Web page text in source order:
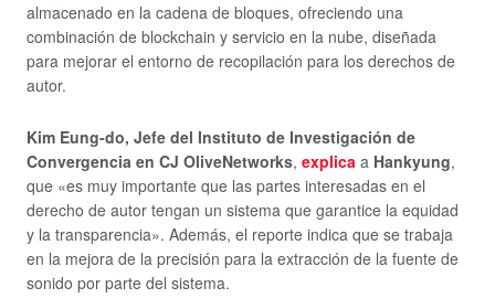
almacenado en la cadena de bloques, ofreciendo una
combinación de blockchain y servicio en la nube, diseñada
para mejorar el entorno de recopilación para los derechos de
autor.
Kim Eung-do, Jefe del Instituto de Investigación de
Convergencia en CJ OliveNetworks, explica a Hankyung,
que «es muy importante que las partes interesadas en el
derecho de autor tengan un sistema que garantice la equidad
y la transparencia». Además, el reporte indica que se trabaja
en la mejora de la precisión para la extracción de la fuente de
sonido por parte del sistema.